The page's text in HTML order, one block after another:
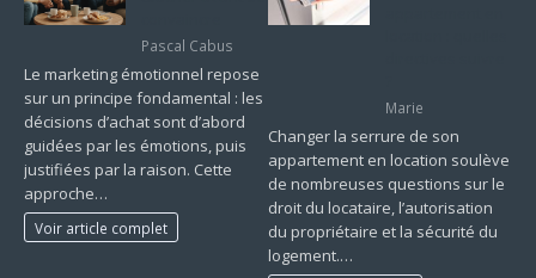
Pascal Cabus
Le marketing émotionnel repose
sur un principe fondamental : les
décisions d’achat sont d’abord
guidées par les émotions, puis
justifiées par la raison. Cette
approche…
Voir article complet
Marie
Changer la serrure de son
appartement en location soulève
de nombreuses questions sur le
droit du locataire, l’autorisation
du propriétaire et la sécurité du
logement.…